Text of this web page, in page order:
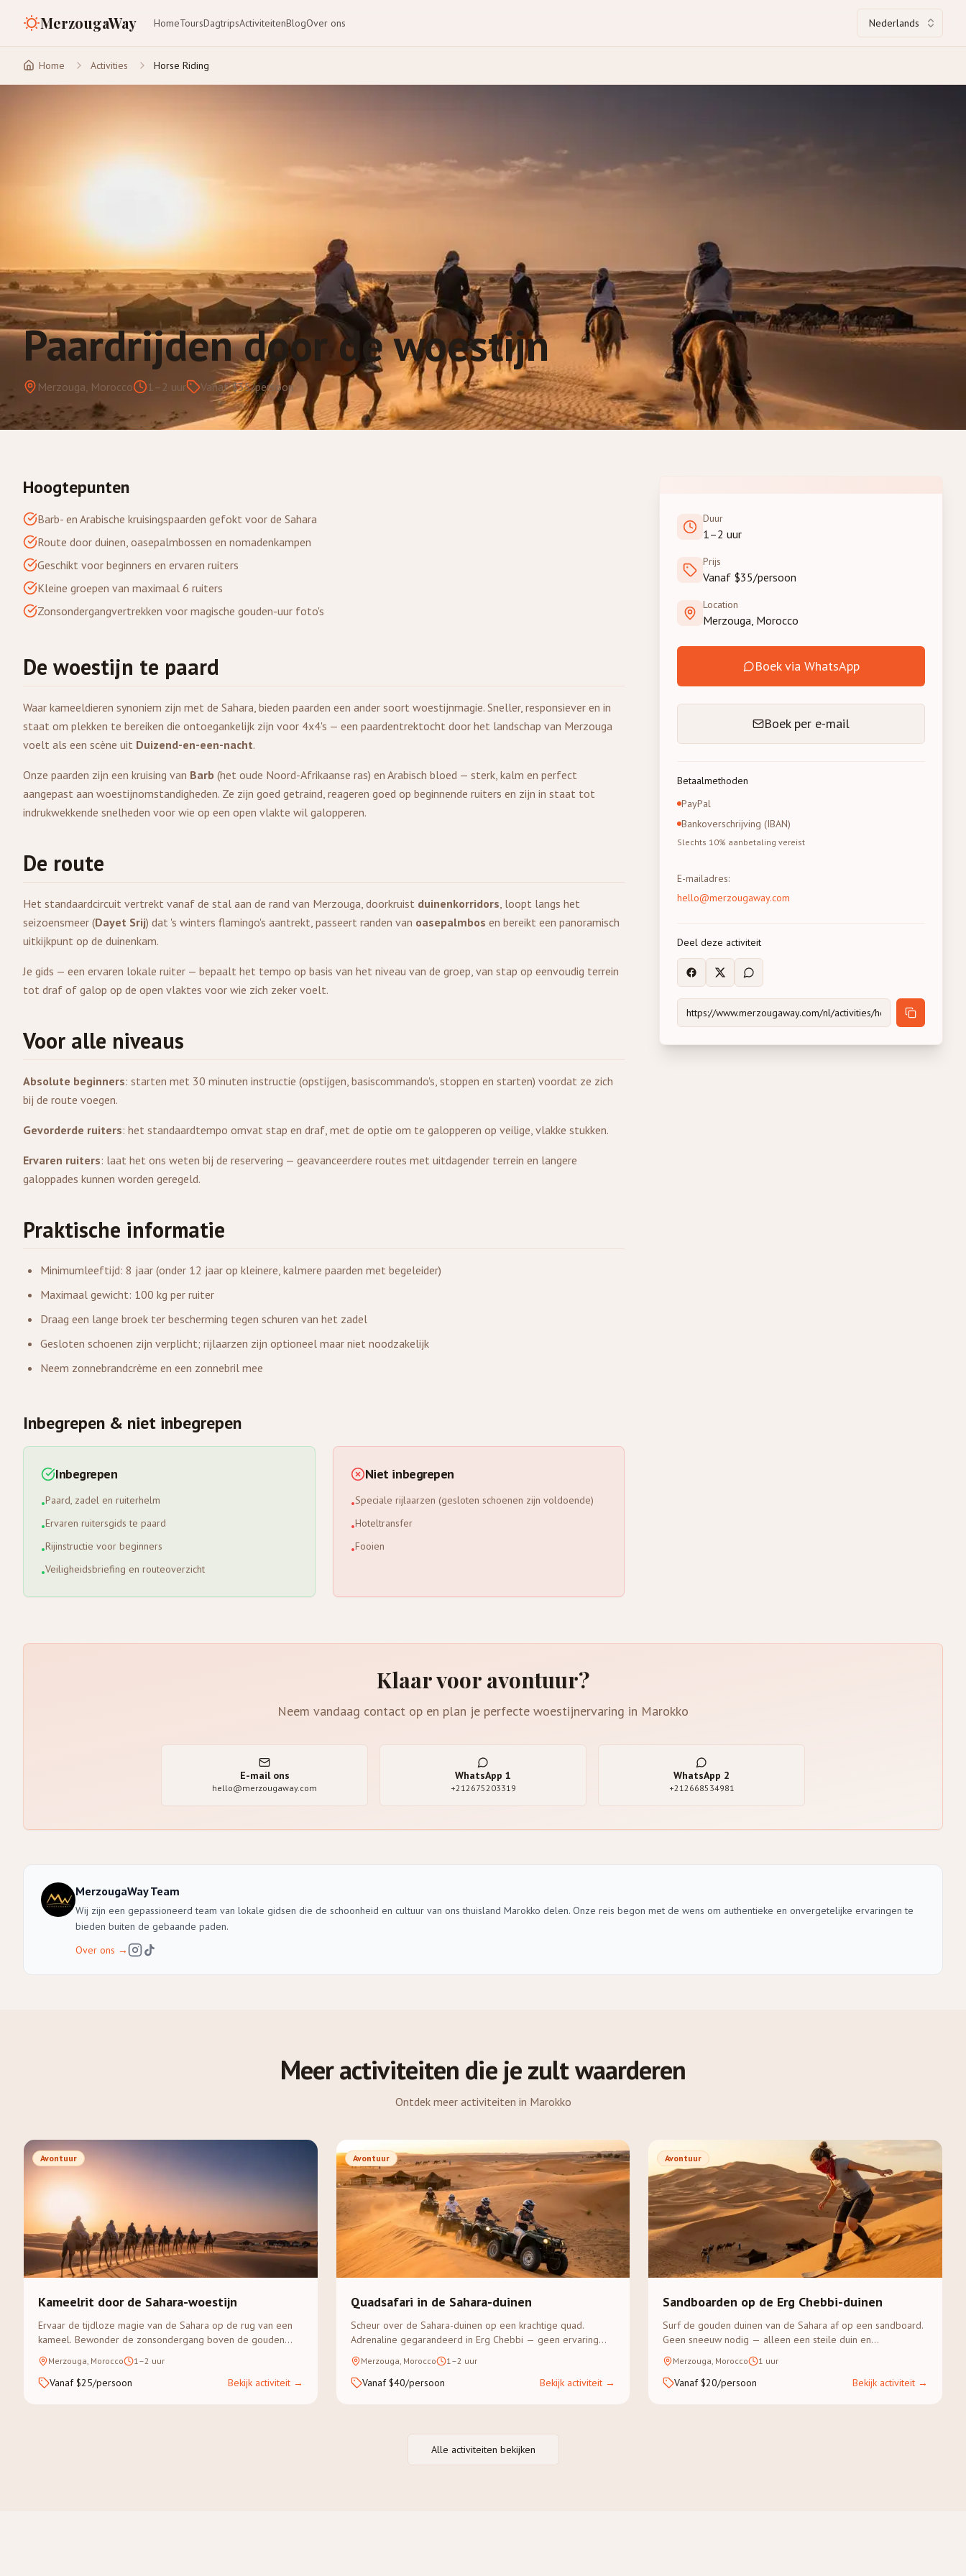
MerzougaWay HomeToursDagtripsActiviteitenBlogOver ons Nederlands
Home Activities Horse Riding
Paardrijden door de woestijn
Merzouga, Morocco 1–2 uur Vanaf $35/persoon
Hoogtepunten
Barb- en Arabische kruisingspaarden gefokt voor de Sahara
Route door duinen, oasepalmbossen en nomadenkampen
Geschikt voor beginners en ervaren ruiters
Kleine groepen van maximaal 6 ruiters
Zonsondergangvertrekken voor magische gouden-uur foto's
De woestijn te paard
Waar kameeldieren synoniem zijn met de Sahara, bieden paarden een ander soort woestijnmagie. Sneller, responsiever en in
staat om plekken te bereiken die ontoegankelijk zijn voor 4x4's — een paardentrektocht door het landschap van Merzouga
voelt als een scène uit Duizend-en-een-nacht.
Onze paarden zijn een kruising van Barb (het oude Noord-Afrikaanse ras) en Arabisch bloed — sterk, kalm en perfect
aangepast aan woestijnomstandigheden. Ze zijn goed getraind, reageren goed op beginnende ruiters en zijn in staat tot
indrukwekkende snelheden voor wie op een open vlakte wil galopperen.
De route
Het standaardcircuit vertrekt vanaf de stal aan de rand van Merzouga, doorkruist duinenkorridors, loopt langs het
seizoensmeer (Dayet Srij) dat 's winters flamingo's aantrekt, passeert randen van oasepalmbos en bereikt een panoramisch
uitkijkpunt op de duinenkam.
Je gids — een ervaren lokale ruiter — bepaalt het tempo op basis van het niveau van de groep, van stap op eenvoudig terrein
tot draf of galop op de open vlaktes voor wie zich zeker voelt.
Voor alle niveaus
Absolute beginners: starten met 30 minuten instructie (opstijgen, basiscommando's, stoppen en starten) voordat ze zich
bij de route voegen.
Gevorderde ruiters: het standaardtempo omvat stap en draf, met de optie om te galopperen op veilige, vlakke stukken.
Ervaren ruiters: laat het ons weten bij de reservering — geavanceerdere routes met uitdagender terrein en langere
galoppades kunnen worden geregeld.
Praktische informatie
Minimumleeftijd: 8 jaar (onder 12 jaar op kleinere, kalmere paarden met begeleider)
Maximaal gewicht: 100 kg per ruiter
Draag een lange broek ter bescherming tegen schuren van het zadel
Gesloten schoenen zijn verplicht; rijlaarzen zijn optioneel maar niet noodzakelijk
Neem zonnebrandcrème en een zonnebril mee
Inbegrepen & niet inbegrepen
Inbegrepen
•Paard, zadel en ruiterhelm
•Ervaren ruitersgids te paard
•Rijinstructie voor beginners
•Veiligheidsbriefing en routeoverzicht
Niet inbegrepen
•Speciale rijlaarzen (gesloten schoenen zijn voldoende)
•Hoteltransfer
•Fooien
Duur
1–2 uur
Prijs
Vanaf $35/persoon
Location
Merzouga, Morocco
Boek via WhatsApp
Boek per e-mail
Betaalmethoden
PayPal
Bankoverschrijving (IBAN)
Slechts 10% aanbetaling vereist
E-mailadres:
hello@merzougaway.com
Deel deze activiteit
Klaar voor avontuur?
Neem vandaag contact op en plan je perfecte woestijnervaring in Marokko
E-mail ons
hello@merzougaway.com
WhatsApp 1
+212675203319
WhatsApp 2
+212668534981
MerzougaWay Team
Wij zijn een gepassioneerd team van lokale gidsen die de schoonheid en cultuur van ons thuisland Marokko delen. Onze reis begon met de wens om authentieke en onvergetelijke ervaringen te
bieden buiten de gebaande paden.
Over ons →
Meer activiteiten die je zult waarderen
Ontdek meer activiteiten in Marokko
Avontuur
Kameelrit door de Sahara-woestijn
Ervaar de tijdloze magie van de Sahara op de rug van een
kameel. Bewonder de zonsondergang boven de gouden
duinen van Erg Chebbi op een begeleide trek.
Merzouga, Morocco 1–2 uur
Vanaf $25/persoon Bekijk activiteit→
Avontuur
Quadsafari in de Sahara-duinen
Scheur over de Sahara-duinen op een krachtige quad.
Adrenaline gegarandeerd in Erg Chebbi — geen ervaring
vereist.
Merzouga, Morocco 1–2 uur
Vanaf $40/persoon Bekijk activiteit →
Avontuur
Sandboarden op de Erg Chebbi-duinen
Surf de gouden duinen van de Sahara af op een sandboard.
Geen sneeuw nodig — alleen een steile duin en
avontuurlust.
Merzouga, Morocco 1 uur
Vanaf $20/persoon Bekijk activiteit→
Alle activiteiten bekijken